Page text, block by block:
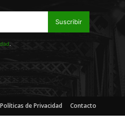
Suscribir
.
Políticas de Privacidad Contacto